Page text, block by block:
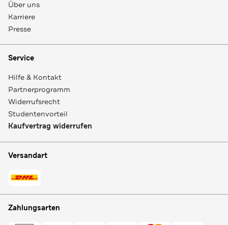
Über uns
Karriere
Presse
Service
Hilfe & Kontakt
Partnerprogramm
Widerrufsrecht
Studentenvorteil
Kaufvertrag widerrufen
Versandart
Zahlungsarten